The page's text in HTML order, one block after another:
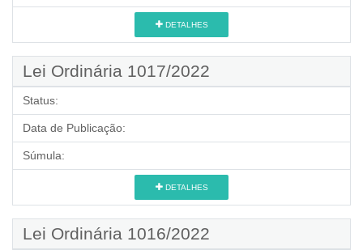
DETALHES
Lei Ordinária 1017/2022
Status:
Data de Publicação:
Súmula:
DETALHES
Lei Ordinária 1016/2022